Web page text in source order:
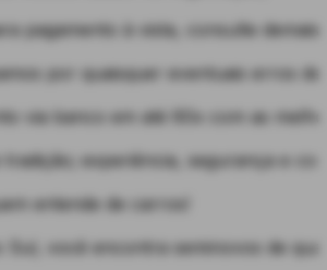
pagamento à vista, consulte demais
por quaisquer eventuais erros
via banco em até 60x com as
tradição; experiência, segurança e
entende de carros!
Sul, você encontra seminovos de